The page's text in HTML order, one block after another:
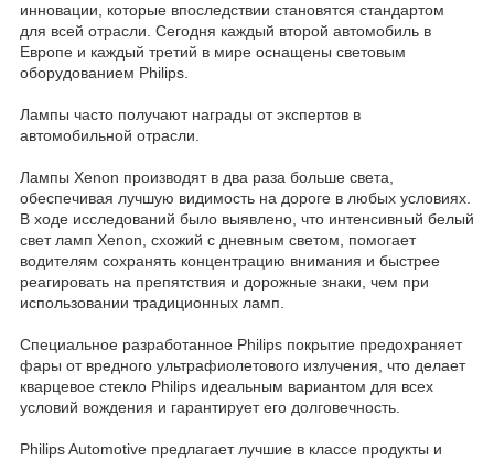
инновации, которые впоследствии становятся стандартом
для всей отрасли. Сегодня каждый второй автомобиль в
Европе и каждый третий в мире оснащены световым
оборудованием Philips.
Лампы часто получают награды от экспертов в
автомобильной отрасли.
Лампы Xenon производят в два раза больше света,
обеспечивая лучшую видимость на дороге в любых условиях.
В ходе исследований было выявлено, что интенсивный белый
свет ламп Xenon, схожий с дневным светом, помогает
водителям сохранять концентрацию внимания и быстрее
реагировать на препятствия и дорожные знаки, чем при
использовании традиционных ламп.
Специальное разработанное Philips покрытие предохраняет
фары от вредного ультрафиолетового излучения, что делает
кварцевое стекло Philips идеальным вариантом для всех
условий вождения и гарантирует его долговечность.
Philips Automotive предлагает лучшие в классе продукты и